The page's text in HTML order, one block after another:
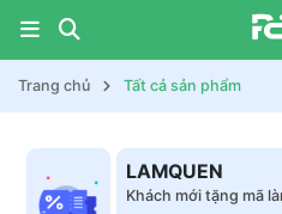
Trang chủ Tất cả sản phẩm
LAMQUEN
Khách mới tặng mã